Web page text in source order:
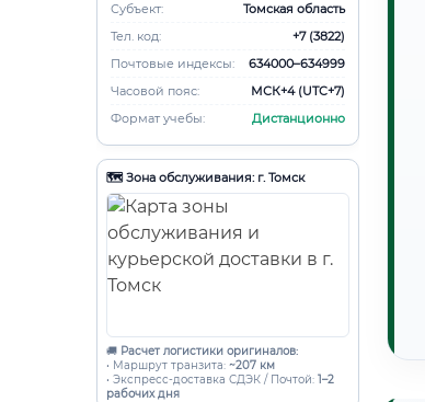
Субъект:
Томская область
Тел. код:
+7 (3822)
Почтовые индексы:
634000–634999
Часовой пояс:
МСК+4 (UTC+7)
Формат учебы:
Дистанционно
🗺️ Зона обслуживания: г. Томск
🚚 Расчет логистики оригиналов:
• Маршрут транзита: ~207 км
• Экспресс-доставка СДЭК / Почтой: 1–2
рабочих дня